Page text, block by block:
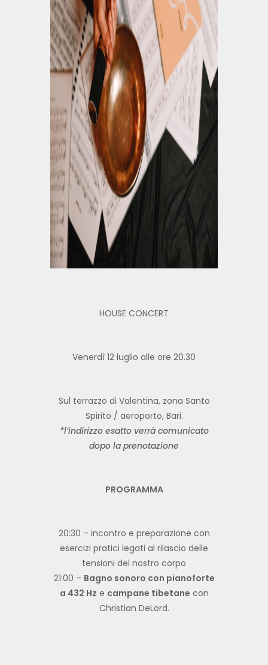
HOUSE CONCERT
Venerdì 12 luglio alle ore 20.30
Sul terrazzo di Valentina, zona Santo
Spirito / aeroporto, Bari.
*l’indirizzo esatto verrà comunicato
dopo la prenotazione
PROGRAMMA
20:30 – incontro e preparazione con
esercizi pratici legati al rilascio delle
tensioni del nostro corpo
21:00 – Bagno sonoro con pianoforte
a 432 Hz e campane tibetane con
Christian DeLord.